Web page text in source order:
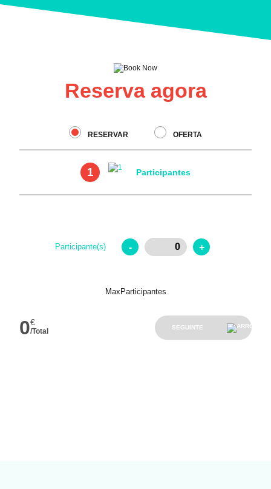
Reserva agora
RESERVAR OFERTA
1 Participantes
Participante(s) - +
MaxParticipantes
0€
/Total SEGUINTE